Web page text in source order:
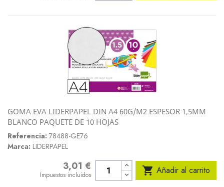
GOMA EVA LIDERPAPEL DIN A4 60G/M2 ESPESOR 1,5MM
BLANCO PAQUETE DE 10 HOJAS
Referencia: 78488-GE76
Marca: LIDERPAPEL
3,01 €
Impuestos incluidos  Añadir al carrito